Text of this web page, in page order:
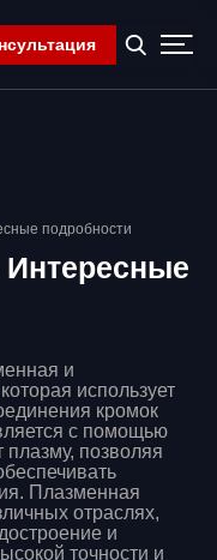
подробности
Интересные
и
использует
кромок
с помощью
плазму, позволяя
Плазменная
отраслях,
и
точности и